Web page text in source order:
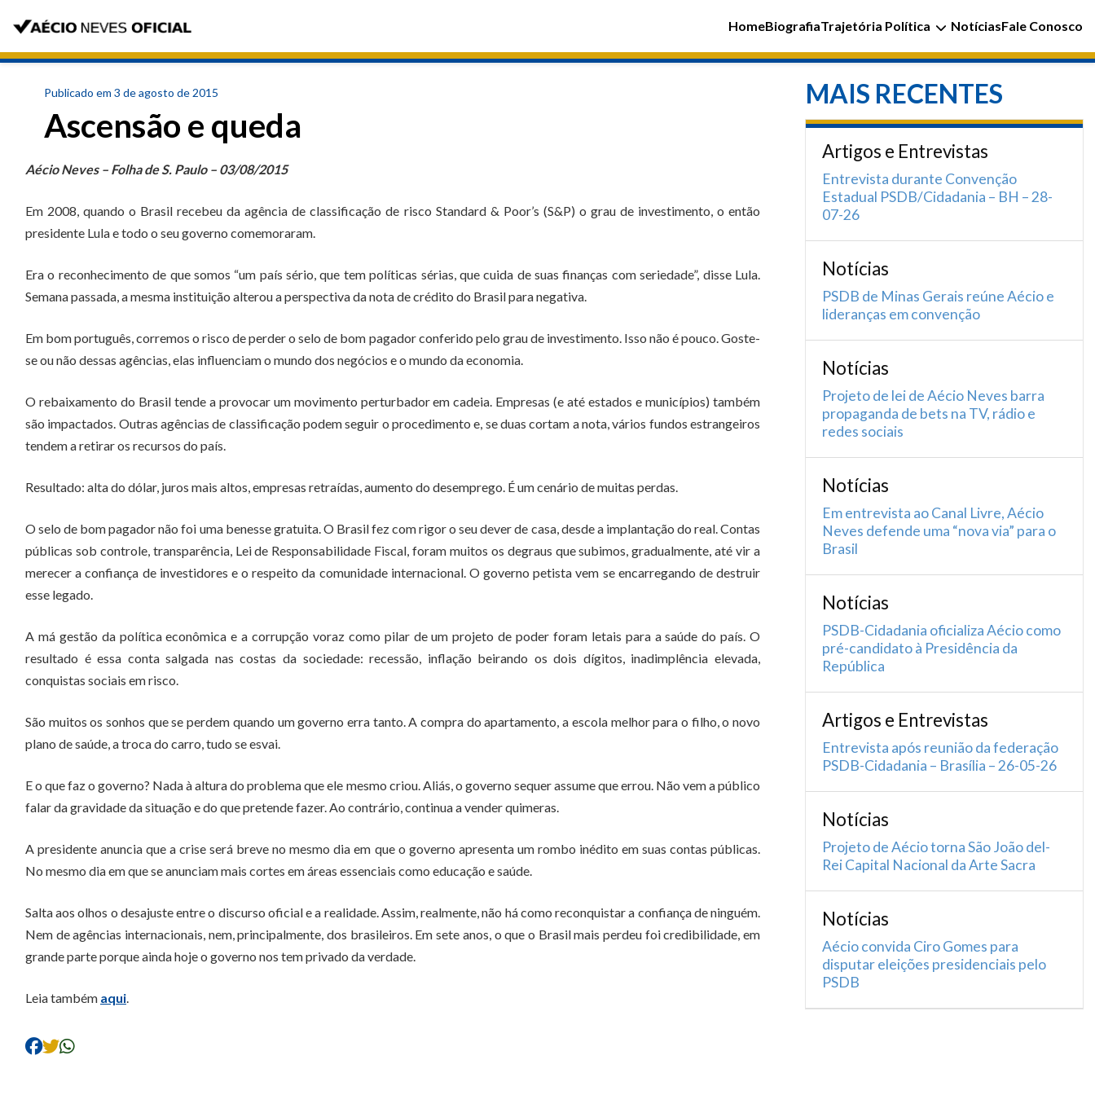
HomeBiografiaTrajetória Política NotíciasFale Conosco
Publicado em 3 de agosto de 2015
Ascensão e queda
Aécio Neves – Folha de S. Paulo – 03/08/2015
Em 2008, quando o Brasil recebeu da agência de classificação de risco Standard & Poor’s (S&P) o grau de investimento, o então
presidente Lula e todo o seu governo comemoraram.
Era o reconhecimento de que somos “um país sério, que tem políticas sérias, que cuida de suas finanças com seriedade”, disse Lula.
Semana passada, a mesma instituição alterou a perspectiva da nota de crédito do Brasil para negativa.
Em bom português, corremos o risco de perder o selo de bom pagador conferido pelo grau de investimento. Isso não é pouco. Goste-
se ou não dessas agências, elas influenciam o mundo dos negócios e o mundo da economia.
O rebaixamento do Brasil tende a provocar um movimento perturbador em cadeia. Empresas (e até estados e municípios) também
são impactados. Outras agências de classificação podem seguir o procedimento e, se duas cortam a nota, vários fundos estrangeiros
tendem a retirar os recursos do país.
Resultado: alta do dólar, juros mais altos, empresas retraídas, aumento do desemprego. É um cenário de muitas perdas.
O selo de bom pagador não foi uma benesse gratuita. O Brasil fez com rigor o seu dever de casa, desde a implantação do real. Contas
públicas sob controle, transparência, Lei de Responsabilidade Fiscal, foram muitos os degraus que subimos, gradualmente, até vir a
merecer a confiança de investidores e o respeito da comunidade internacional. O governo petista vem se encarregando de destruir
esse legado.
A má gestão da política econômica e a corrupção voraz como pilar de um projeto de poder foram letais para a saúde do país. O
resultado é essa conta salgada nas costas da sociedade: recessão, inflação beirando os dois dígitos, inadimplência elevada,
conquistas sociais em risco.
São muitos os sonhos que se perdem quando um governo erra tanto. A compra do apartamento, a escola melhor para o filho, o novo
plano de saúde, a troca do carro, tudo se esvai.
E o que faz o governo? Nada à altura do problema que ele mesmo criou. Aliás, o governo sequer assume que errou. Não vem a público
falar da gravidade da situação e do que pretende fazer. Ao contrário, continua a vender quimeras.
A presidente anuncia que a crise será breve no mesmo dia em que o governo apresenta um rombo inédito em suas contas públicas.
No mesmo dia em que se anunciam mais cortes em áreas essenciais como educação e saúde.
Salta aos olhos o desajuste entre o discurso oficial e a realidade. Assim, realmente, não há como reconquistar a confiança de ninguém.
Nem de agências internacionais, nem, principalmente, dos brasileiros. Em sete anos, o que o Brasil mais perdeu foi credibilidade, em
grande parte porque ainda hoje o governo nos tem privado da verdade.
Leia também aqui.
MAIS RECENTES
Artigos e Entrevistas
Entrevista durante Convenção
Estadual PSDB/Cidadania – BH – 28-
07-26
Notícias
PSDB de Minas Gerais reúne Aécio e
lideranças em convenção
Notícias
Projeto de lei de Aécio Neves barra
propaganda de bets na TV, rádio e
redes sociais
Notícias
Em entrevista ao Canal Livre, Aécio
Neves defende uma “nova via” para o
Brasil
Notícias
PSDB-Cidadania oficializa Aécio como
pré-candidato à Presidência da
República
Artigos e Entrevistas
Entrevista após reunião da federação
PSDB-Cidadania – Brasília – 26-05-26
Notícias
Projeto de Aécio torna São João del-
Rei Capital Nacional da Arte Sacra
Notícias
Aécio convida Ciro Gomes para
disputar eleições presidenciais pelo
PSDB